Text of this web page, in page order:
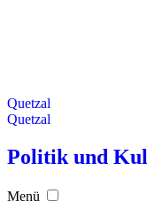
Quetzal
Quetzal
Politik und
Menü